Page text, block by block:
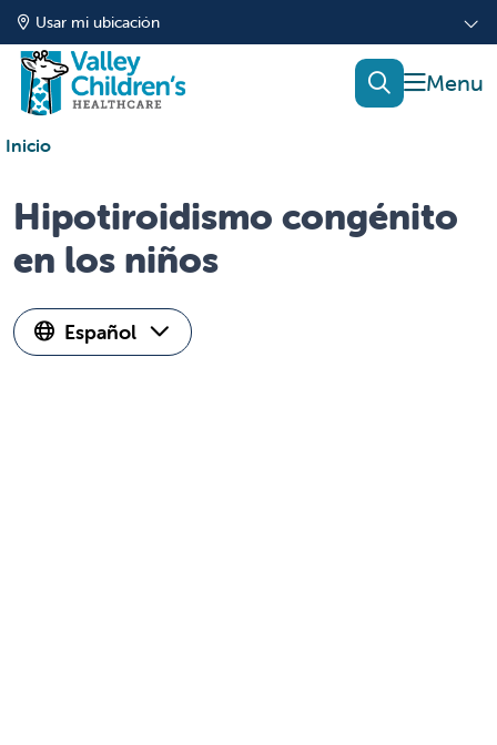
Usar mi ubicación
mostrar
buscar
Inicio
Hipotiroidismo congénito
en los niños
Español